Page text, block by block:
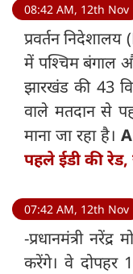
08:42 AM, 12th Nov
प्रवर्तन
में पश्चिम बंगाल
झारखंड की 43
वाले मतदान से
माना जा रहा है।
पहले ईडी की रेड,
07:42 AM, 12th Nov
-प्रधानमंत्री
करेंगे। वे दोपहर